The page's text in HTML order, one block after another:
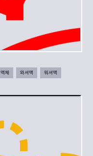
액체 와셔액 워셔액